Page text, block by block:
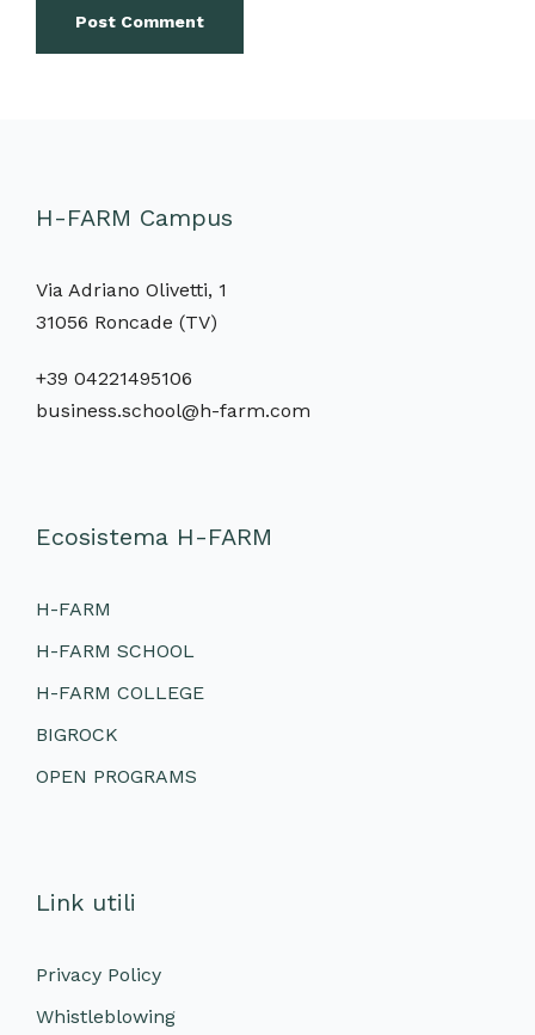
H-FARM Campus
Via Adriano Olivetti, 1
31056 Roncade (TV)
+39 04221495106
business.school@h-farm.com
Ecosistema H-FARM
H-FARM
H-FARM SCHOOL
H-FARM COLLEGE
BIGROCK
OPEN PROGRAMS
Link utili
Privacy Policy
Whistleblowing